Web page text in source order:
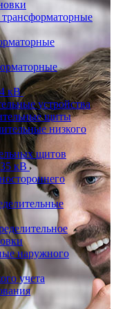
кВ
устройства
щиты
низкого
щитов
35 кВ
наружного
учета